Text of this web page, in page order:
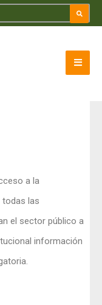
a la
todas las
el sector público a
información